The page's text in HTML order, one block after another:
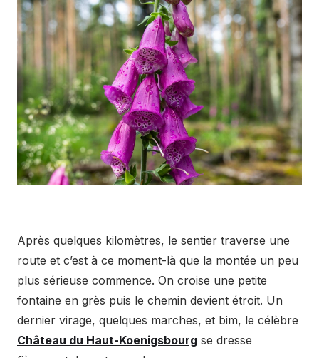
Après quelques kilomètres, le sentier traverse une
route et c’est à ce moment-là que la montée un peu
plus sérieuse commence. On croise une petite
fontaine en grès puis le chemin devient étroit. Un
dernier virage, quelques marches, et bim, le célèbre
Château du Haut-Koenigsbourg se dresse